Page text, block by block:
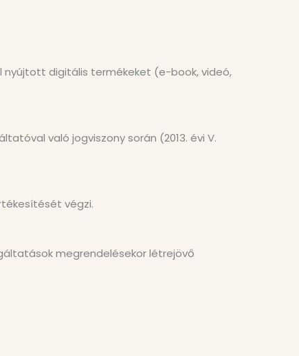
digitális termékeket (e-book, videó,
való jogviszony során (2013. évi V.
végzi.
megrendelésekor létrejövő